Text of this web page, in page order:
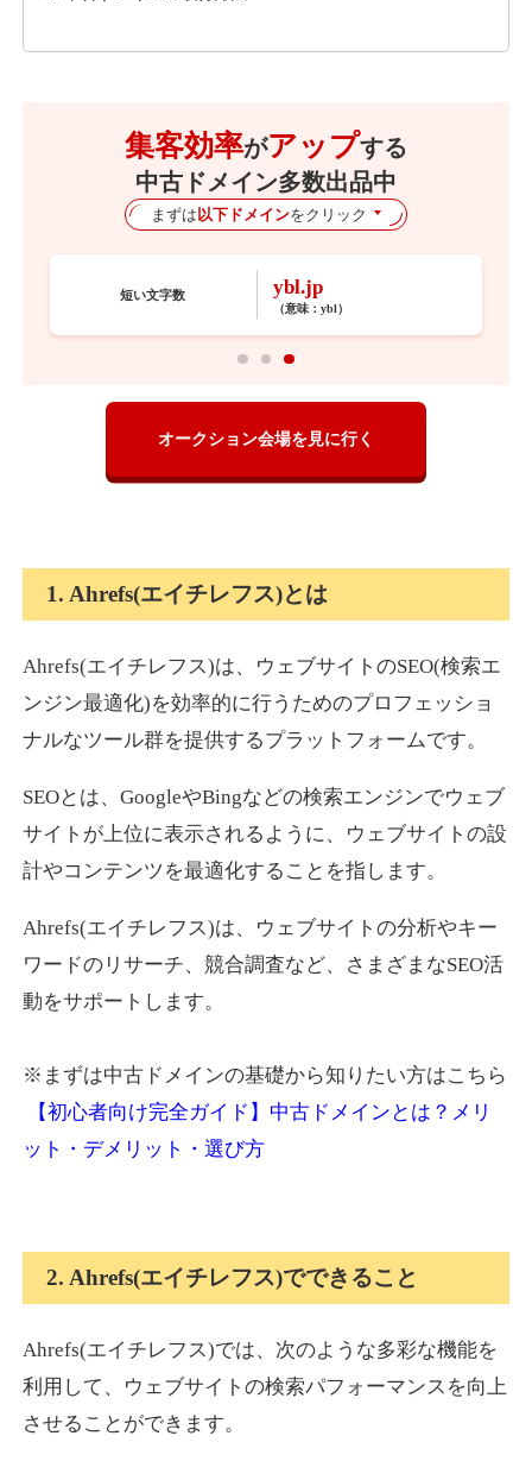
集客効率がアップする
中古ドメイン多数出品中
まずは 以下ドメインをクリック
短い文字数 ybl.jp
（意味： ybl）
オークション会場を見に行く
1. Ahrefs(エイチレフス)とは
Ahrefs(エイチレフス)は、ウェブサイトのSEO(検索エ
ンジン最適化)を効率的に行うためのプロフェッショ
ナルなツール群を提供するプラットフォームです。
SEOとは、GoogleやBingなどの検索エンジンでウェブ
サイトが上位に表示されるように、ウェブサイトの設
計やコンテンツを最適化することを指します。
Ahrefs(エイチレフス)は、ウェブサイトの分析やキー
ワードのリサーチ、競合調査など、さまざまなSEO活
動をサポートします。
※まずは中古ドメインの基礎から知りたい方はこちら
【初心者向け完全ガイド】中古ドメインとは？メリ
ット・デメリット・選び方
2. Ahrefs(エイチレフス)でできること
Ahrefs(エイチレフス)では、次のような多彩な機能を
利用して、ウェブサイトの検索パフォーマンスを向上
させることができます。